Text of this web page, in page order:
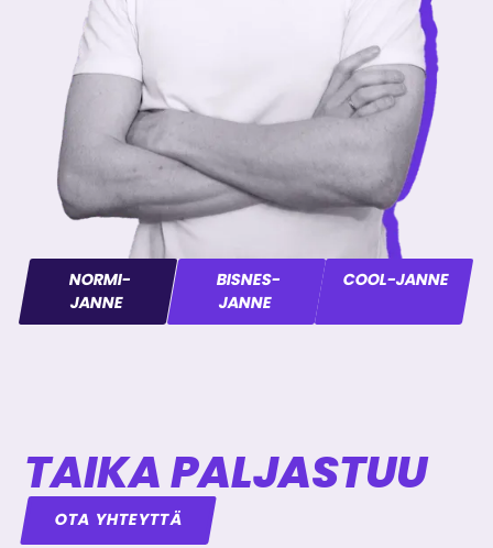
NORMI-
JANNE
BISNES-
JANNE
COOL-JANNE
TAIKA PALJASTUU
OTA YHTEYTTÄ